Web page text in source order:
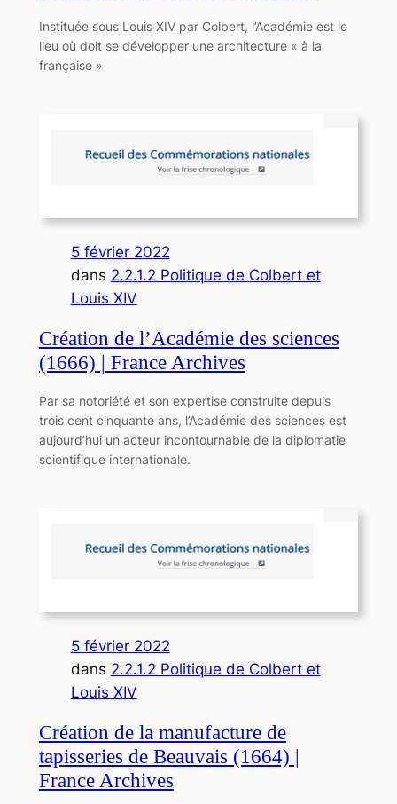
Instituée sous Louis XIV par Colbert, l’Académie est le
lieu où doit se développer une architecture « à la
française »
5 février 2022
dans 2.2.1.2 Politique de Colbert et
Louis XIV
Création de l’Académie des sciences
(1666) | France Archives
Par sa notoriété et son expertise construite depuis
trois cent cinquante ans, l’Académie des sciences est
aujourd’hui un acteur incontournable de la diplomatie
scientifique internationale.
5 février 2022
dans 2.2.1.2 Politique de Colbert et
Louis XIV
Création de la manufacture de
tapisseries de Beauvais (1664) |
France Archives